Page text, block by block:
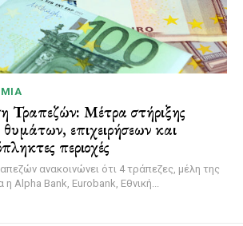
Τραπεζών: Μέτρα στήριξης
θυμάτων, επιχειρήσεων και
περιοχές
ανακοινώνει ότι 4 τράπεζες, μέλη της
η Alpha Bank, Eurobank, Εθνική...